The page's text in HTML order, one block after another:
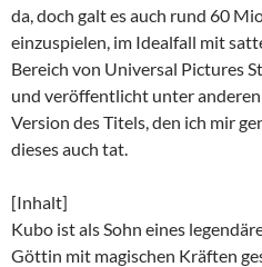
da, doch galt es auch rund 60
einzuspielen, im Idealfall mit
Bereich von Universal Pictures
und veröffentlicht unter
Version des Titels, den ich mir
dieses auch tat.
[Inhalt]
Kubo ist als Sohn eines
Göttin mit magischen Kräften